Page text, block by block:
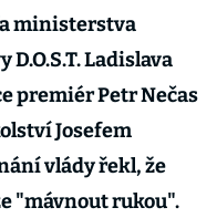
ministerstva
Ladislava
premiér Petr Nečas
Josefem
vlády řekl, že
"mávnout rukou".